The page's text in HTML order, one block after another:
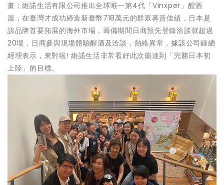
畫；維諾生活有限公司推出全球唯一第4代「Vinxper」醒酒
器，在臺灣才成功締造新臺幣718萬元的群眾募資佳績，日本是
該品牌首要拓展的海外市場，籌備期間日商預先登錄洽談就超過
20場，日商參與現場體驗醒酒及洽談，熱絡異常，據該公司鍾總
經理表示，來對啦! 維諾生活非常看好此次能達到「完勝日本初
上陸」的目標。